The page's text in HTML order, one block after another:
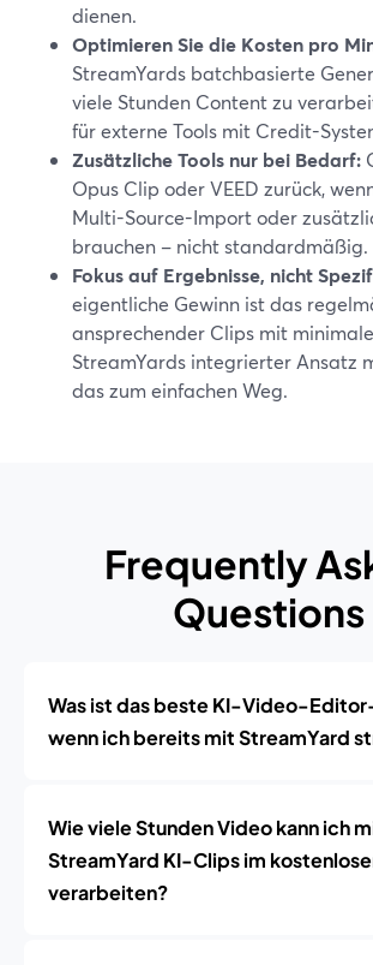
dienen.
Optimieren Sie die Kosten pro
StreamYards batchbasierte
viele Stunden Content zu
für externe Tools mit Credit-
Zusätzliche Tools nur bei Bedarf:
Opus Clip oder VEED zurück,
Multi-Source-Import oder
brauchen – nicht standardmäßig.
Fokus auf Ergebnisse, nicht
eigentliche Gewinn ist das
ansprechender Clips mit
StreamYards integrierter Ansatz
das zum einfachen Weg.
Frequently
Questions
Was ist das beste KI-Video-
wenn ich bereits mit StreamYard
Wie viele Stunden Video kann ich
StreamYard KI-Clips im
verarbeiten?